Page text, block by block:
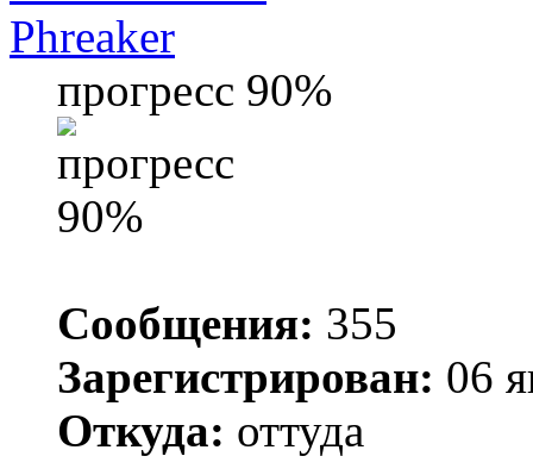
Phreaker
прогресс 90%
Сообщения: 355
Зарегистрирован: 06
Откуда: оттуда